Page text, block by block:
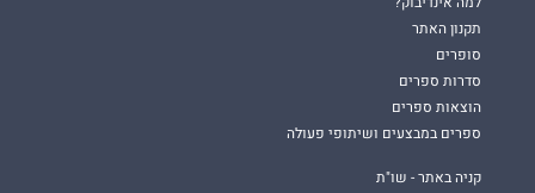
תקנון האתר
סופרים
סדרות ספרים
הוצאות ספרים
ספרים במבצעים ושיתופי פעולה
קניה באתר - שו"ת